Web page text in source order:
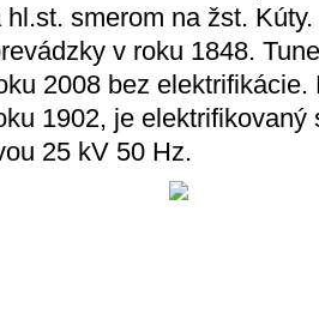
smerom na žst.
v roku 1848.
2008 bez
1902, je elektrifikovaný
25 kV 50 Hz.